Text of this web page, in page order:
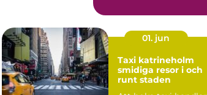
betydlig...
01. jun
Taxi katrineholm
smidiga resor i och
runt staden